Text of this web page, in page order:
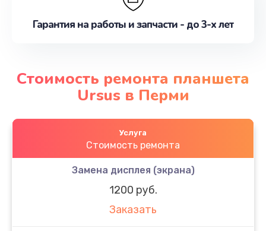
Гарантия на работы и запчасти - до 3-х лет
Стоимость ремонта планшета
Ursus в Перми
Услуга
Стоимость ремонта
Замена дисплея (экрана)
1200 руб.
Заказать